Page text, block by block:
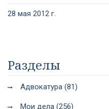
28 мая 2012 г.
Разделы
Адвокатура (81)
Мои дела (256)